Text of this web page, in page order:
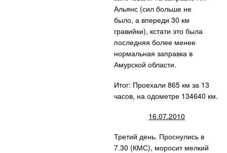
Альянс (сил больше не
было, а впереди 30 км
гравийки), кстати это была
последняя более менее
нормальная заправка в
Амурской области.
Итог: Проехали 865 км за 13
часов, на одометре 134640 км.
16.07.2010
Третий день. Проснулись в
7.30 (КМС), моросит мелкий